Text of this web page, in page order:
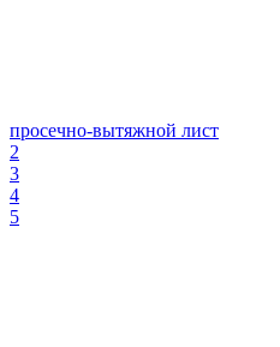
просечно-вытяжной лист
2
3
4
5